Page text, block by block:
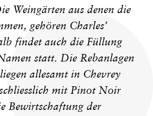
Weingärten aus denen die
gehören Charles’
findet auch die Füllung
statt. Die Rebanlagen
allesamt in Chevrey
mit Pinot Noir
Bewirtschaftung der